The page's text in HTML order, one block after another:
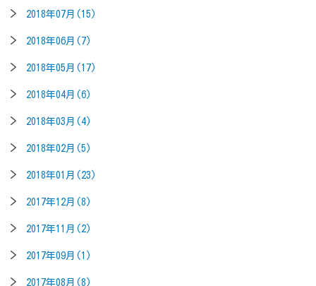
2018年07月(15)
2018年06月(7)
2018年05月(17)
2018年04月(6)
2018年03月(4)
2018年02月(5)
2018年01月(23)
2017年12月(8)
2017年11月(2)
2017年09月(1)
2017年08月(8)